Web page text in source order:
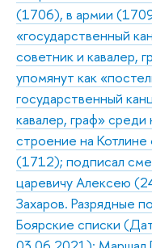
(1706), в армии
«государственный
советник и кавалер,
упомянут как
государственный
кавалер, граф» среди
строение на
(1712); подписал
царевичу Алексею
Захаров. Разрядные
Боярские списки